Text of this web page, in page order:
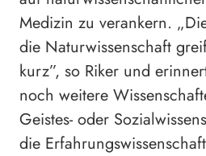
Medizin zu verankern.
die Naturwissenschaft
kurz”, so Riker und
noch weitere
Geistes- oder
die